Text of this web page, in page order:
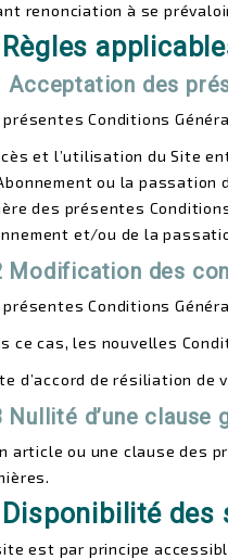
renonciation à se
Acceptation des
présentes Conditions
et l’utilisation du Site
ou la passation
des présentes
et/ou de la
Modification des
présentes Conditions
ce cas, les nouvelles
d’accord de résiliation
Nullité d’une clause
article ou une clause des
des
est par principe